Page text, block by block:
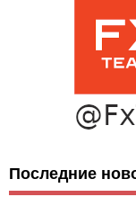
Последние